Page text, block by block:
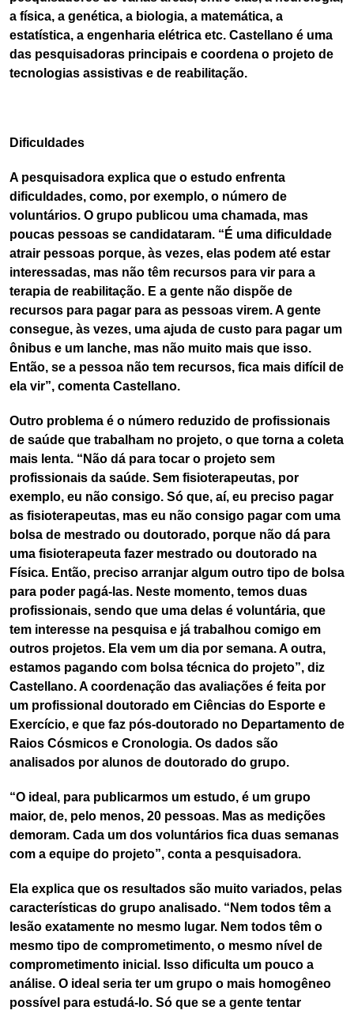
a física, a genética, a biologia, a matemática, a
estatística, a engenharia elétrica etc. Castellano é uma
das pesquisadoras principais e coordena o projeto de
tecnologias assistivas e de reabilitação.
Dificuldades
A pesquisadora explica que o estudo enfrenta
dificuldades, como, por exemplo, o número de
voluntários. O grupo publicou uma chamada, mas
poucas pessoas se candidataram. “É uma dificuldade
atrair pessoas porque, às vezes, elas podem até estar
interessadas, mas não têm recursos para vir para a
terapia de reabilitação. E a gente não dispõe de
recursos para pagar para as pessoas virem. A gente
consegue, às vezes, uma ajuda de custo para pagar um
ônibus e um lanche, mas não muito mais que isso.
Então, se a pessoa não tem recursos, fica mais difícil de
ela vir”, comenta Castellano.
Outro problema é o número reduzido de profissionais
de saúde que trabalham no projeto, o que torna a coleta
mais lenta. “Não dá para tocar o projeto sem
profissionais da saúde. Sem fisioterapeutas, por
exemplo, eu não consigo. Só que, aí, eu preciso pagar
as fisioterapeutas, mas eu não consigo pagar com uma
bolsa de mestrado ou doutorado, porque não dá para
uma fisioterapeuta fazer mestrado ou doutorado na
Física. Então, preciso arranjar algum outro tipo de bolsa
para poder pagá-las. Neste momento, temos duas
profissionais, sendo que uma delas é voluntária, que
tem interesse na pesquisa e já trabalhou comigo em
outros projetos. Ela vem um dia por semana. A outra,
estamos pagando com bolsa técnica do projeto”, diz
Castellano. A coordenação das avaliações é feita por
um profissional doutorado em Ciências do Esporte e
Exercício, e que faz pós-doutorado no Departamento de
Raios Cósmicos e Cronologia. Os dados são
analisados por alunos de doutorado do grupo.
“O ideal, para publicarmos um estudo, é um grupo
maior, de, pelo menos, 20 pessoas. Mas as medições
demoram. Cada um dos voluntários fica duas semanas
com a equipe do projeto”, conta a pesquisadora.
Ela explica que os resultados são muito variados, pelas
características do grupo analisado. “Nem todos têm a
lesão exatamente no mesmo lugar. Nem todos têm o
mesmo tipo de comprometimento, o mesmo nível de
comprometimento inicial. Isso dificulta um pouco a
análise. O ideal seria ter um grupo o mais homogêneo
possível para estudá-lo. Só que se a gente tentar